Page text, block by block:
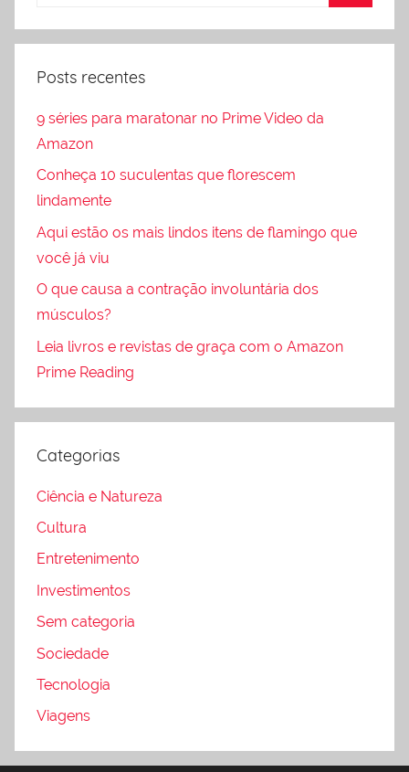
Posts recentes
9 séries para maratonar no Prime Video da
Amazon
Conheça 10 suculentas que florescem
lindamente
Aqui estão os mais lindos itens de flamingo que
você já viu
O que causa a contração involuntária dos
músculos?
Leia livros e revistas de graça com o Amazon
Prime Reading
Categorias
Ciência e Natureza
Cultura
Entretenimento
Investimentos
Sem categoria
Sociedade
Tecnologia
Viagens